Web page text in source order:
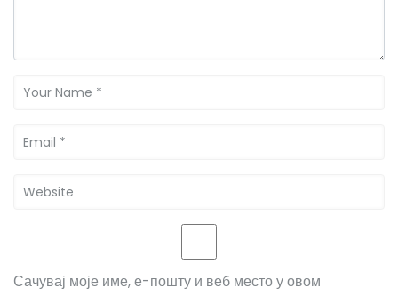
Сачувај моје име, е-пошту и веб место у овом